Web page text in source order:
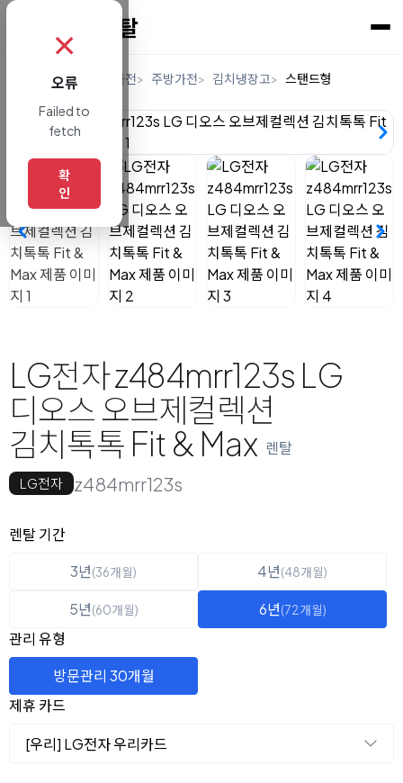
렌탈 디지털/가전 주방가전 김치냉장고 스탠드형
LG전자 z484mrr123s LG
디오스 오브제컬렉션
김치톡톡 Fit & Max 렌탈
LG전자 z484mrr123s
옵션 선택
렌탈 선택
렌탈 기간
3년(36개월) 4년(48개월)
5년(60개월) 6년(72개월)
관리 유형
방문관리 30개월
제휴 카드
[우리] LG전자 우리카드
✗
오류
Failed to
fetch
확
인